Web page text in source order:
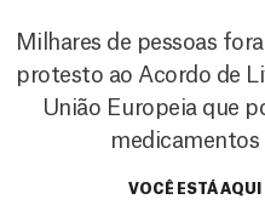
Milhares de pessoas
protesto ao Acordo de
União Europeia que
medicamentos
VOCÊ ESTÁ AQUI